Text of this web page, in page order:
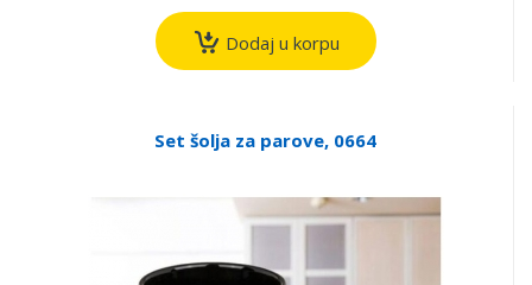
Dodaj u korpu
Set šolja za parove, 0664